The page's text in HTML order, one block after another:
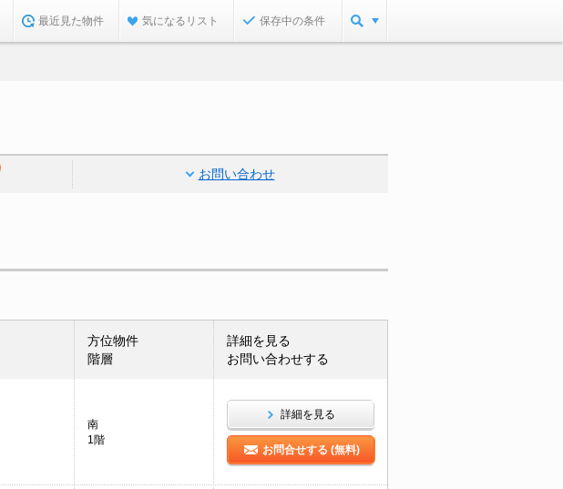
最近見た物件 気になるリスト 保存中の条件
お問い合わせ
方位物件
階層
詳細を見る
お問い合わせする
南
1階
詳細を見る
お問合せする (無料)